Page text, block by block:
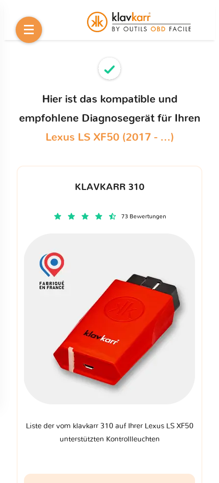
Hier ist das kompatible und
empfohlene Diagnosegerät für Ihren
Lexus LS XF50 (2017 - ...)
KLAVKARR 310
73 Bewertungen
Liste der vom klavkarr 310 auf Ihrer Lexus LS XF50
unterstützten Kontrollleuchten